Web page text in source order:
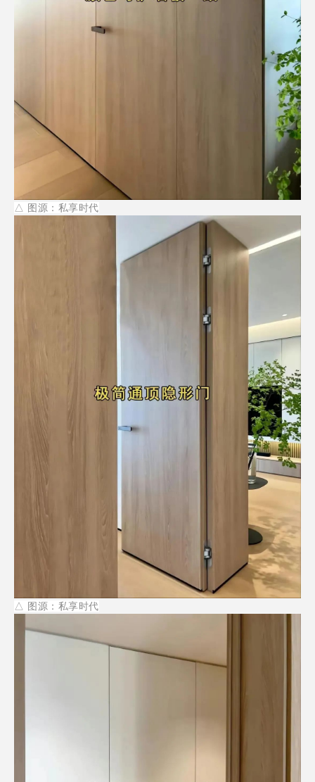
△ 图源：私享时代
△ 图源：私享时代